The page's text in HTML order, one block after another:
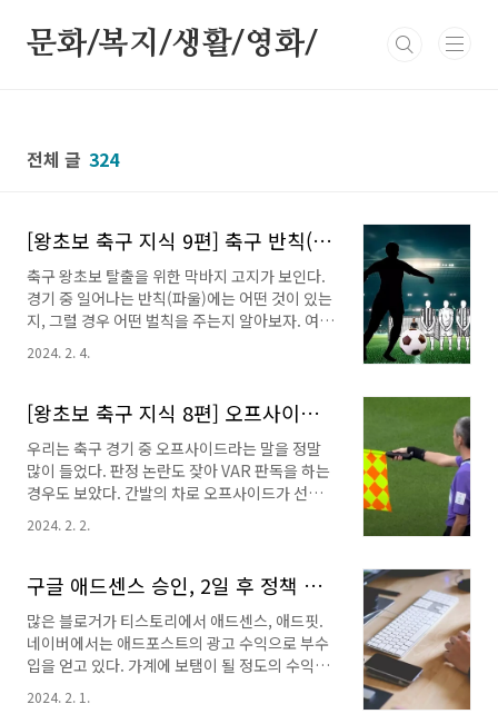
문화/복지/생활/영화/
전체 글 324
[왕초보 축구 지식 9편] 축구 반칙(파울)과 그에 따른 벌칙!
축구 왕초보 탈출을 위한 막바지 고지가 보인다.
경기 중 일어나는 반칙(파울)에는 어떤 것이 있는
지, 그럴 경우 어떤 벌칙을 주는지 알아보자. 여기
까지 알면 더이상 왕초보는 아니지 않을까? 축구
에 대해 조금이라도 알고자 했던 포스팅으로 축
[왕초보 축구 지식 9편] 축구 반칙(파울)과 그에
(Penalty Kick) 이 주어지는 반칙- 페널티킥
(Penalty Kick)직접프리킥 (Direct Free Kick)
이 주어지는 반칙- 직접프리킥 (Direct Free
Kick)간접프리킥 (Indirect Free Kick) 이 주어
2024. 2. 4.
[왕초보 축구 지식 8편] 오프사이드(업사이드) 반칙, 패널티 적용
우리는 축구 경기 중 오프사이드라는 말을 정말
많이 들었다. 판정 논란도 잦아 VAR 판독을 하는
경우도 보았다. 간발의 차로 오프사이드가 선언
되기도 하는데 그걸 보는 심판의 능력도 참 대단
하다는 생각이 든다.오프사이드 위치와 반칙, 그
드~! 옾.옾.옾싸이드~~ 라고 자신 있게 외쳐보
자. [왕초보 축구 지식 8편] 오프사이드(업사이
드) 반칙, 패널티 적용오프사이드 (Offside) 반
칙- 오프사이드 (업사이드) 의 기준이 되는 위치-
오프사이드 (Offside) 반칙인 경우- 오프사이드
(업사이드) 반칙이 아닌 경우- 오프사이드
2024. 2. 2.
구글 애드센스 승인, 2일 후 정책 위반 + 2일 후 승인 = 4일 걸렸어요.
많은 블로거가 티스토리에서 애드센스, 애드핏.
네이버에서는 애드포스트의 광고 수익으로 부수
입을 얻고 있다. 가계에 보탬이 될 정도의 수익은
한~~~~~동안은 잊고 거북이의 심정으로 묵묵히
내 블로그에 글을 쌓아가기로 마음먹었다. 나의
2024. 2. 1.